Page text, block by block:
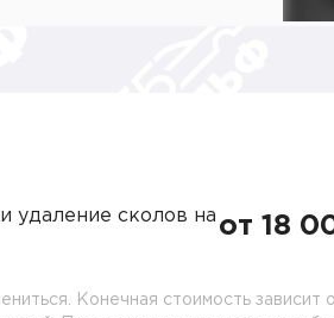
удаление сколов на от 18
Конечная стоимость зависит